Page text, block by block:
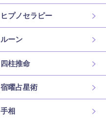
ヒプノセラピー
ルーン
四柱推命
宿曜占星術
手相